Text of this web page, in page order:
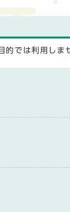
では利用しま